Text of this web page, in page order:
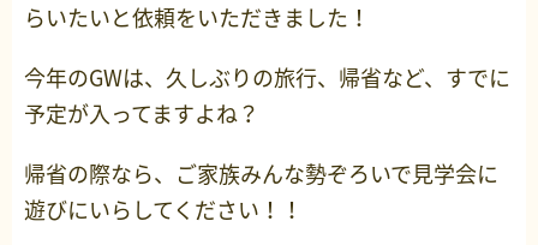
らいたいと依頼をいただきました！
今年のGWは、久しぶりの旅行、帰省など、すでに
予定が入ってますよね？
帰省の際なら、ご家族みんな勢ぞろいで見学会に
遊びにいらしてください！！